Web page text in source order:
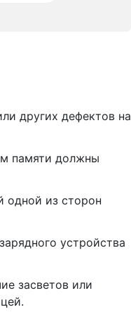
других дефектов на
памяти должны
одной из сторон
устройства
засветов или